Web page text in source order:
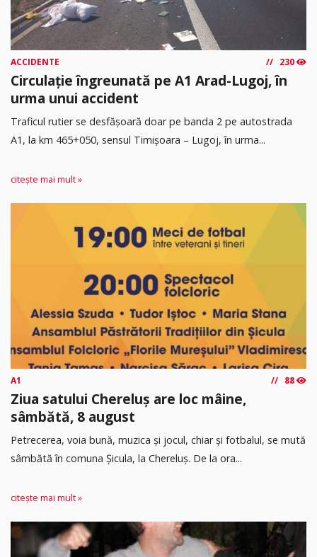
ACCIDENTE 230
Circulație îngreunată pe A1 Arad-Lugoj, în
urma unui accident
Traficul rutier se desfășoară doar pe banda 2 pe autostrada
A1, la km 465+050, sensul Timişoara – Lugoj, în urma...
citește mai mult »
A1 88
Ziua satului Chereluș are loc mâine,
sâmbătă, 8 august
Petrecerea, voia bună, muzica și jocul, chiar și fotbalul, se mută
sâmbătă în comuna Șicula, la Chereluș. De la ora...
citește mai mult »